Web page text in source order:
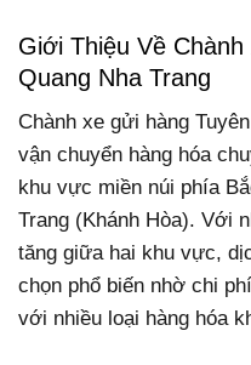
Giới Thiệu Về
Quang Nha Trang
Chành xe gửi hàng
vận chuyển hàng hóa
khu vực miền núi phía
Trang (Khánh Hòa). Với
tăng giữa hai khu vực,
chọn phổ biến nhờ chi
với nhiều loại hàng hóa